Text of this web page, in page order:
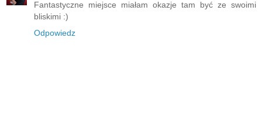
Fantastyczne miejsce miałam okazje tam być ze swoimi
bliskimi :)
Odpowiedz